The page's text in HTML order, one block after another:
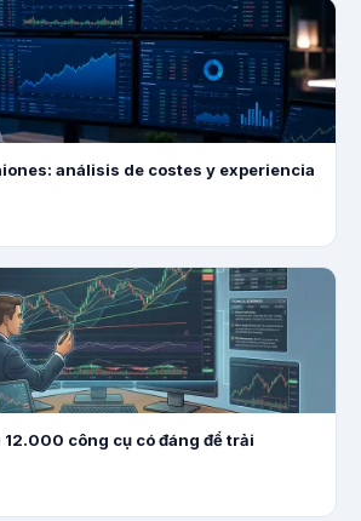
análisis de costes y experiencia
công cụ có đáng để trải